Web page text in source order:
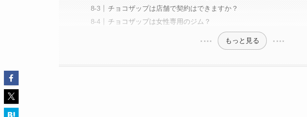
チョコザップは店舗で契約はできますか？
チョコザップは女性専用のジム？
もっと見る